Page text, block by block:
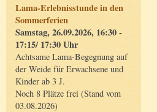
Lama-Erlebnisstunde in den
Sommerferien
Samstag, 26.09.2026, 16:30 -
17:15/ 17:30 Uhr
Achtsame Lama-Begegnung auf
der Weide für Erwachsene und
Kinder ab 3 J.
Noch 8 Plätze frei (Stand vom
03.08.2026)